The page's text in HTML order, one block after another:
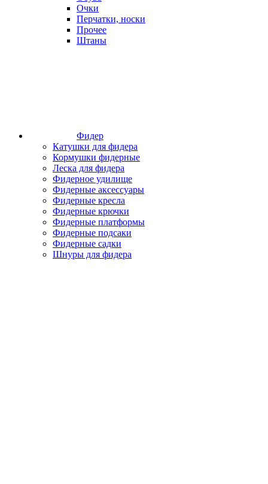
Очки
Перчатки, носки
Прочее
Штаны
Фидер
Катушки для фидера
Кормушки фидерные
Леска для фидера
Фидерное удилище
Фидерные аксессуары
Фидерные кресла
Фидерные крючки
Фидерные платформы
Фидерные подсаки
Фидерные садки
Шнуры для фидера